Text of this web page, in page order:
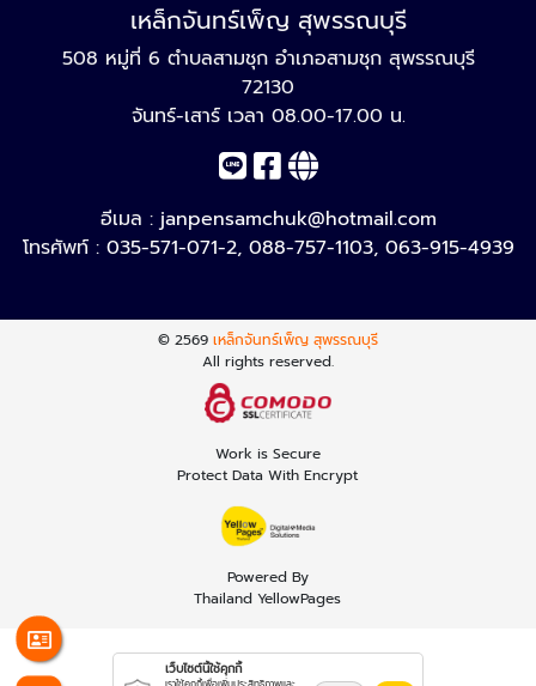
เหล็กจันทร์เพ็ญ สุพรรณบุรี
508 หมู่ที่ 6 ตำบลสามชุก อำเภอสามชุก สุพรรณบุรี
72130
จันทร์-เสาร์ เวลา 08.00-17.00 น.
อีเมล : janpensamchuk@hotmail.com
โทรศัพท์ : 035-571-071-2, 088-757-1103, 063-915-4939
© 2569 เหล็กจันทร์เพ็ญ สุพรรณบุรี
All rights reserved.
Work is Secure
Protect Data With Encrypt
Powered By
Thailand YellowPages
เว็บไซต์นี้ใช้คุกกี้